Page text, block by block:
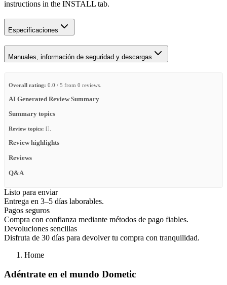
instructions in the INSTALL tab.
Especificaciones
Manuales, información de seguridad y descargas
Overall rating: 0.0 / 5 from 0 reviews.
AI Generated Review Summary
Summary topics
Review topics: [].
Review highlights
Reviews
Q&A
Listo para enviar
Entrega en 3–5 días laborables.
Pagos seguros
Compra con confianza mediante métodos de pago fiables.
Devoluciones sencillas
Disfruta de 30 días para devolver tu compra con tranquilidad.
Home
Adéntrate en el mundo Dometic